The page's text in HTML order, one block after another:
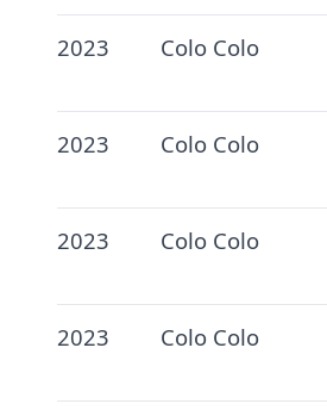
2023 Colo Colo
2023 Colo Colo
2023 Colo Colo
2023 Colo Colo